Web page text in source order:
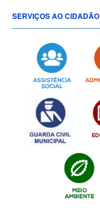
SERVIÇOS AO CIDADÃO